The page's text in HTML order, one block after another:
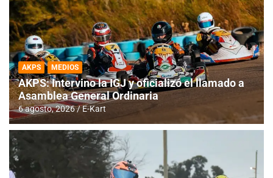
AKPS MEDIOS
AKPS: Intervino la IGJ y oficializó el llamado a
Asamblea General Ordinaria
6 agosto, 2026 E-Kart